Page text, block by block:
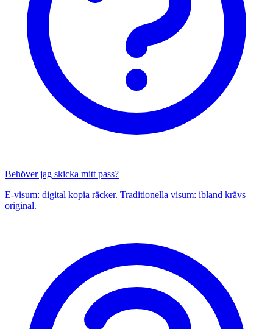
Behöver jag skicka mitt pass?
E-visum: digital kopia räcker. Traditionella visum: ibland krävs
original.